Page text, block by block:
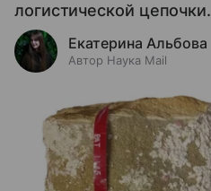
логистической цепочки.
Екатерина Альбова
Автор Наука Mail